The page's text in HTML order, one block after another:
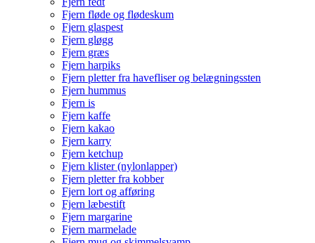
Fjern fløde og flødeskum
Fjern glaspest
Fjern gløgg
Fjern græs
Fjern harpiks
Fjern pletter fra havefliser og belægningssten
Fjern hummus
Fjern is
Fjern kaffe
Fjern kakao
Fjern karry
Fjern ketchup
Fjern klister (nylonlapper)
Fjern pletter fra kobber
Fjern lort og afføring
Fjern læbestift
Fjern margarine
Fjern marmelade